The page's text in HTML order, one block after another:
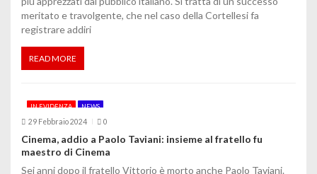
i
meritato e travolgente, che nel caso della Cortellesi fa
registrare addiri
READ MORE
IN EVIDENZA NEWS
29 Febbraio 2024 0
Cinema, addio a Paolo Taviani: insieme al fratello fu
maestro di Cinema
Sei anni dopo il fratello Vittorio è morto anche Paolo Taviani.